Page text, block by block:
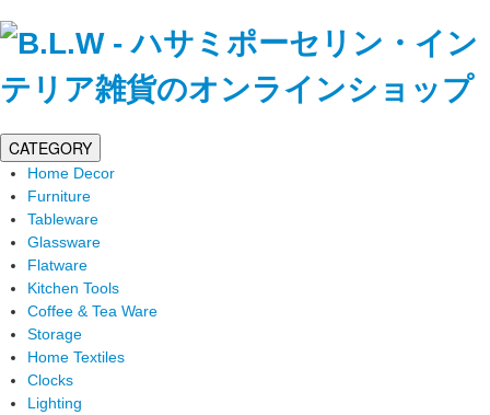
CATEGORY
Home Decor
Furniture
Tableware
Glassware
Flatware
Kitchen Tools
Coffee & Tea Ware
Storage
Home Textiles
Clocks
Lighting